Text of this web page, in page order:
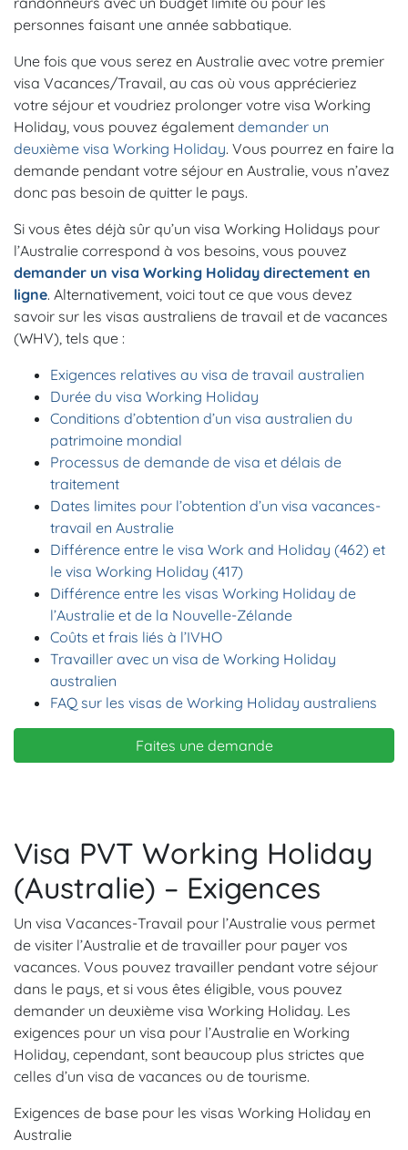
personnes faisant une année sabbatique.
Une fois que vous serez en Australie avec votre premier
visa Vacances/Travail, au cas où vous apprécieriez
votre séjour et voudriez prolonger votre visa Working
Holiday, vous pouvez également demander un
deuxième visa Working Holiday. Vous pourrez en faire la
demande pendant votre séjour en Australie, vous n’avez
donc pas besoin de quitter le pays.
Si vous êtes déjà sûr qu’un visa Working Holidays pour
l’Australie correspond à vos besoins, vous pouvez
demander un visa Working Holiday directement en
ligne. Alternativement, voici tout ce que vous devez
savoir sur les visas australiens de travail et de vacances
(WHV), tels que :
Exigences relatives au visa de travail australien
Durée du visa Working Holiday
Conditions d’obtention d’un visa australien du
patrimoine mondial
Processus de demande de visa et délais de
traitement
Dates limites pour l’obtention d’un visa vacances-
travail en Australie
Différence entre le visa Work and Holiday (462) et
le visa Working Holiday (417)
Différence entre les visas Working Holiday de
l’Australie et de la Nouvelle-Zélande
Coûts et frais liés à l’IVHO
Travailler avec un visa de Working Holiday
australien
FAQ sur les visas de Working Holiday australiens
Faites une demande
Visa PVT Working Holiday
(Australie) – Exigences
Un visa Vacances-Travail pour l’Australie vous permet
de visiter l’Australie et de travailler pour payer vos
vacances. Vous pouvez travailler pendant votre séjour
dans le pays, et si vous êtes éligible, vous pouvez
demander un deuxième visa Working Holiday. Les
exigences pour un visa pour l’Australie en Working
Holiday, cependant, sont beaucoup plus strictes que
celles d’un visa de vacances ou de tourisme.
Exigences de base pour les visas Working Holiday en
Australie